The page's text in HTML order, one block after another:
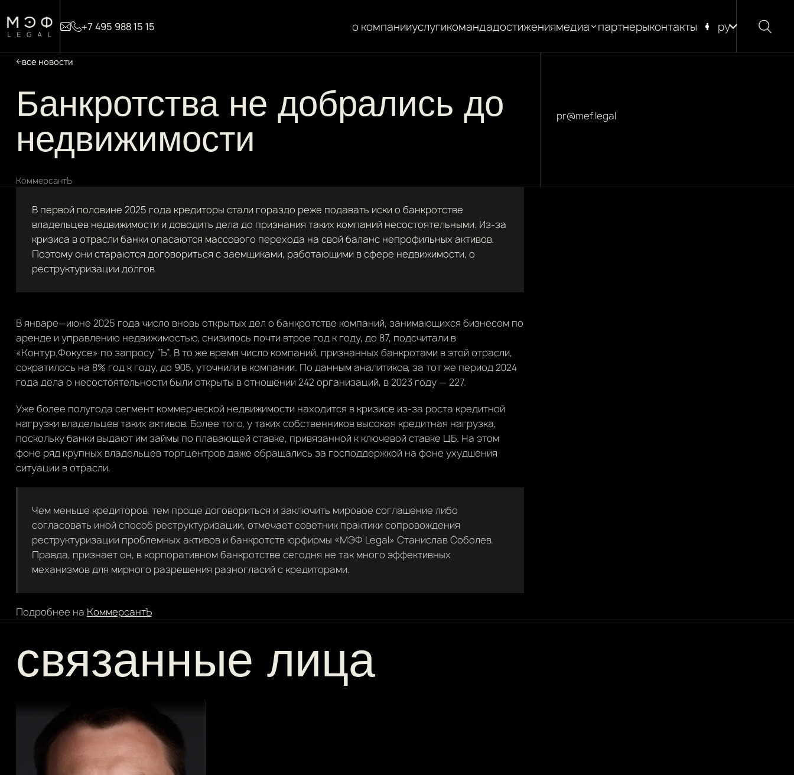
+7 495 988 15 15 о компанииуслугикомандадостижениямедиа
новости
партнерыконтакты ру
все новости
Банкротства не добрались до
недвижимости
КоммерсантЪ
pr@mef.legal
В первой половине 2025 года кредиторы стали гораздо реже подавать иски о банкротстве
владельцев недвижимости и доводить дела до признания таких компаний несостоятельными. Из-за
кризиса в отрасли банки опасаются массового перехода на свой баланс непрофильных активов.
Поэтому они стараются договориться с заемщиками, работающими в сфере недвижимости, о
реструктуризации долгов
В январе—июне 2025 года число вновь открытых дел о банкротстве компаний, занимающихся бизнесом по
аренде и управлению недвижимостью, снизилось почти втрое год к году, до 87, подсчитали в
«Контур.Фокусе» по запросу “Ъ”. В то же время число компаний, признанных банкротами в этой отрасли,
сократилось на 8% год к году, до 905, уточнили в компании. По данным аналитиков, за тот же период 2024
года дела о несостоятельности были открыты в отношении 242 организаций, в 2023 году — 227.
Уже более полугода сегмент коммерческой недвижимости находится в кризисе из-за роста кредитной
нагрузки владельцев таких активов. Более того, у таких собственников высокая кредитная нагрузка,
поскольку банки выдают им займы по плавающей ставке, привязанной к ключевой ставке ЦБ. На этом
фоне ряд крупных владельцев торгцентров даже обращались за господдержкой на фоне ухудшения
ситуации в отрасли.
Чем меньше кредиторов, тем проще договориться и заключить мировое соглашение либо
согласовать иной способ реструктуризации, отмечает советник практики сопровождения
реструктуризации проблемных активов и банкротств юрфирмы «МЭФ Legal» Станислав Соболев.
Правда, признает он, в корпоративном банкротстве сегодня не так много эффективных
механизмов для мирного разрешения разногласий с кредиторами.
Подробнее на КоммерсантЪ
связанные лица